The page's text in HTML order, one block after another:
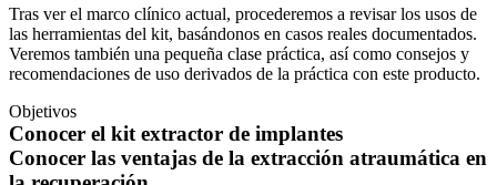
Tras ver el marco clínico actual, procederemos a revisar los usos de
las herramientas del kit, basándonos en casos reales documentados.
Veremos también una pequeña clase práctica, así como consejos y
recomendaciones de uso derivados de la práctica con este producto.
Objetivos
Conocer el kit extractor de implantes
Conocer las ventajas de la extracción atraumática en